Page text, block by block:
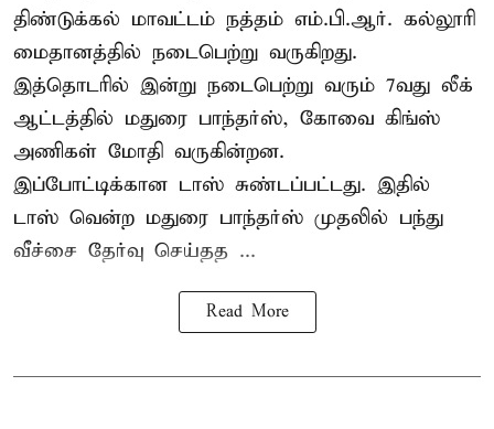
திண்டுக்கல் மாவட்டம் நத்தம் எம்.பி.ஆர். கல்லூரி
மைதானத்தில் நடைபெற்று வருகிறது.
இத்தொடரில் இன்று நடைபெற்று வரும் 7வது லீக்
ஆட்டத்தில் மதுரை பாந்தர்ஸ், கோவை கிங்ஸ்
அணிகள் மோதி வருகின்றன.
இப்போட்டிக்கான டாஸ் சுண்டப்பட்டது. இதில்
டாஸ் வென்ற மதுரை பாந்தர்ஸ் முதலில் பந்து
வீச்சை தேர்வு செய்தத ...
Read More